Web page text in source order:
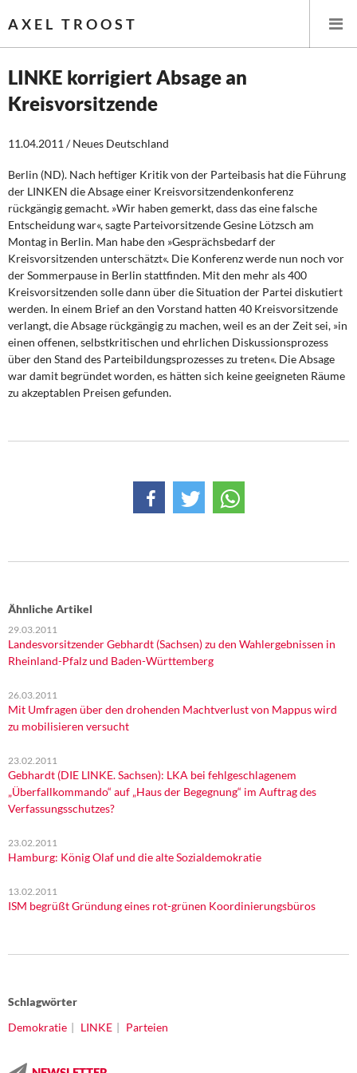
AXEL TROOST
Startseite
Themen
Leitlinien linker Wirtschafts- und Finanzpolitik
Wirtschaftspolitik
Steuer- und Finanzpolitik
Öffentliche Infrastruktur und Daseinsvorsorge
Eurokrise und Griechenland
DIE LINKE
Weitere Themen
Memo-Gruppe
Institut Solidarische Moderne
Über mich
Kontakt
LINKE korrigiert Absage an
Kreisvorsitzende
11.04.2011 / Neues Deutschland
Berlin (ND). Nach heftiger Kritik von der Parteibasis hat die Führung
der LINKEN die Absage einer Kreisvorsitzendenkonferenz
rückgängig gemacht. »Wir haben gemerkt, dass das eine falsche
Entscheidung war«, sagte Parteivorsitzende Gesine Lötzsch am
Montag in Berlin. Man habe den »Gesprächsbedarf der
Kreisvorsitzenden unterschätzt«. Die Konferenz werde nun noch vor
der Sommerpause in Berlin stattfinden. Mit den mehr als 400
Kreisvorsitzenden solle dann über die Situation der Partei diskutiert
werden. In einem Brief an den Vorstand hatten 40 Kreisvorsitzende
verlangt, die Absage rückgängig zu machen, weil es an der Zeit sei, »in
einen offenen, selbstkritischen und ehrlichen Diskussionsprozess
über den Stand des Parteibildungsprozesses zu treten«. Die Absage
war damit begründet worden, es hätten sich keine geeigneten Räume
zu akzeptablen Preisen gefunden.
Ähnliche Artikel
29.03.2011
Landesvorsitzender Gebhardt (Sachsen) zu den Wahlergebnissen in
Rheinland-Pfalz und Baden-Württemberg
26.03.2011
Mit Umfragen über den drohenden Machtverlust von Mappus wird
zu mobilisieren versucht
23.02.2011
Gebhardt (DIE LINKE. Sachsen): LKA bei fehlgeschlagenem
„Überfallkommando“ auf „Haus der Begegnung“ im Auftrag des
Verfassungsschutzes?
23.02.2011
Hamburg: König Olaf und die alte Sozialdemokratie
13.02.2011
ISM begrüßt Gründung eines rot-grünen Koordinierungsbüros
Schlagwörter
Demokratie
LINKE Parteien